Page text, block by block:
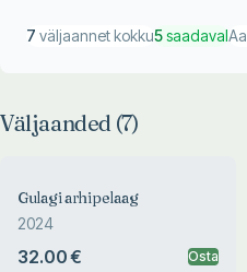
7 väljaannet kokku5saadaval
Väljaanded (7)
Gulagi arhipelaag
2024
32.00 € Osta